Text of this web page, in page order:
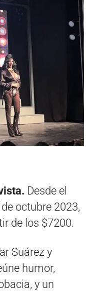
Desde el
octubre 2023,
de los $7200.
Suárez y
humor,
y un